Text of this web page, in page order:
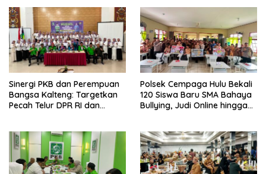
Sinergi PKB dan Perempuan
Bangsa Kalteng: Targetkan
Pecah Telur DPR RI dan
Polsek Cempaga Hulu Bekali
120 Siswa Baru SMA Bahaya
Bullying, Judi Online hingga